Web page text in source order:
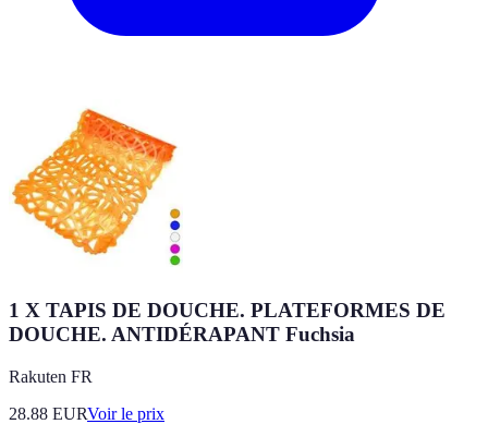
1 X TAPIS DE DOUCHE. PLATEFORMES DE
DOUCHE. ANTIDÉRAPANT Fuchsia
Rakuten FR
28.88 EURVoir le prix